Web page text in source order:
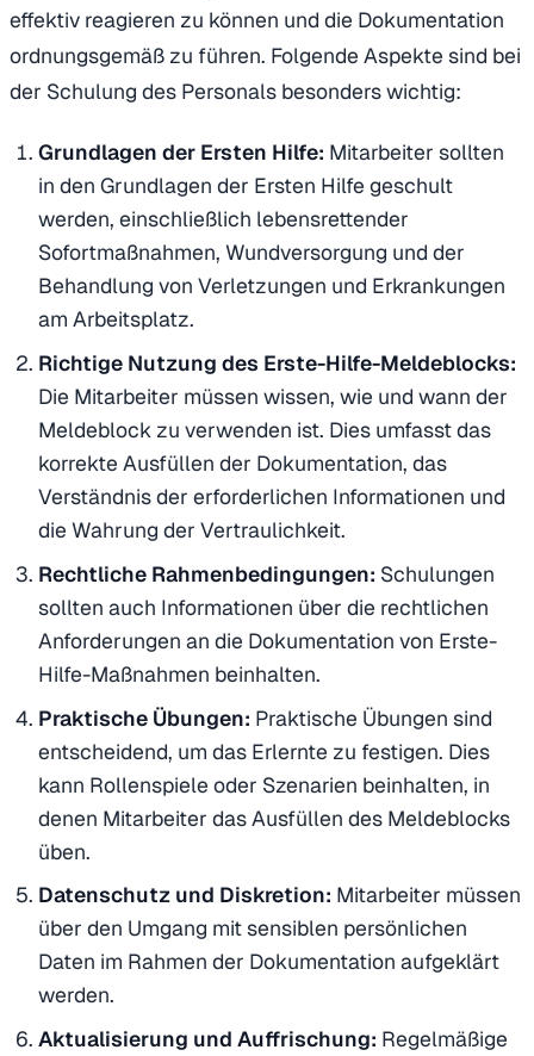
effektiv reagieren zu können und die Dokumentation
ordnungsgemäß zu führen. Folgende Aspekte sind bei
der Schulung des Personals besonders wichtig:
Grundlagen der Ersten Hilfe: Mitarbeiter sollten
in den Grundlagen der Ersten Hilfe geschult
werden, einschließlich lebensrettender
Sofortmaßnahmen, Wundversorgung und der
Behandlung von Verletzungen und Erkrankungen
am Arbeitsplatz.
Richtige Nutzung des Erste-Hilfe-Meldeblocks:
Die Mitarbeiter müssen wissen, wie und wann der
Meldeblock zu verwenden ist. Dies umfasst das
korrekte Ausfüllen der Dokumentation, das
Verständnis der erforderlichen Informationen und
die Wahrung der Vertraulichkeit.
Rechtliche Rahmenbedingungen: Schulungen
sollten auch Informationen über die rechtlichen
Anforderungen an die Dokumentation von Erste-
Hilfe-Maßnahmen beinhalten.
Praktische Übungen: Praktische Übungen sind
entscheidend, um das Erlernte zu festigen. Dies
kann Rollenspiele oder Szenarien beinhalten, in
denen Mitarbeiter das Ausfüllen des Meldeblocks
üben.
Datenschutz und Diskretion: Mitarbeiter müssen
über den Umgang mit sensiblen persönlichen
Daten im Rahmen der Dokumentation aufgeklärt
werden.
Aktualisierung und Auffrischung: Regelmäßige